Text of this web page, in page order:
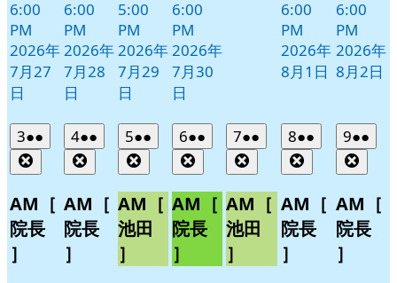
6:00
PM
2026年
7月27
日
6:00
PM
2026年
7月28
日
5:00
PM
2026年
7月29
日
6:00
PM
2026年
7月30
日
6:00
PM
2026年
8月1日
6:00
PM
2026年
8月2日
32026
年
8
月
3
日
●●
件
イ
ベ
ン
AM［
院長
］
42026
年
8
月
4
日
●●
件
イ
ベ
ン
AM［
院長
］
52026
年
8
月
5
日
●●
件
イ
ベ
ン
ト)
AM［
池田
］
62026
年
8
月
6
日
●●
件
イ
ベ
ン
ト)
AM［
院長
］
72026
年
8
月
7
日
●●
件
イ
ベ
ン
ト)
AM［
池田
］
82026
年
8
月
8
日
●●
件
イ
ベ
ン
AM［
院長
］
92026
年
8
月
9
日
●●
件
イ
ベ
ン
AM［
院長
］